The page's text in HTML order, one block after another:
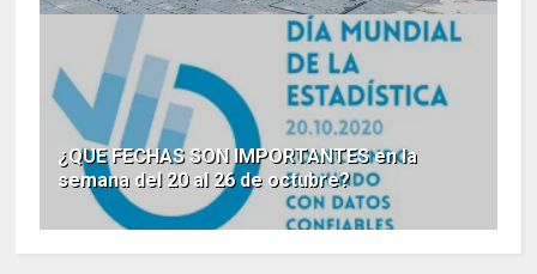
¿QUE FECHAS SON IMPORTANTES en la
semana del 20 al 26 de octubre?